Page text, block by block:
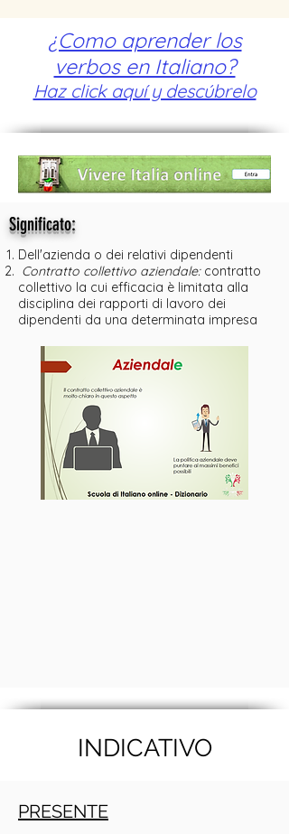
¿Como aprender los
verbos en Italiano?
Haz click aquí y descúbrelo
Significato:
Dell'azienda o dei relativi dipendenti
Contratto collettivo aziendale:contratto
collettivo la cui efficacia è limitata alla
disciplina dei rapporti di lavoro dei
dipendenti da una determinata impresa
INDICATIVO
PRESENTE